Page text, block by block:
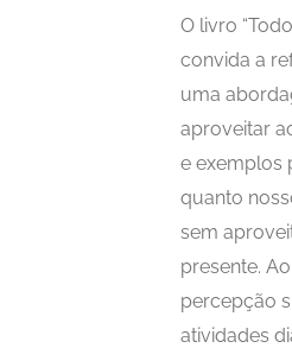
O livro
convida a
uma
aproveitar
e exemplos
quanto
sem
presente.
percepção
atividades